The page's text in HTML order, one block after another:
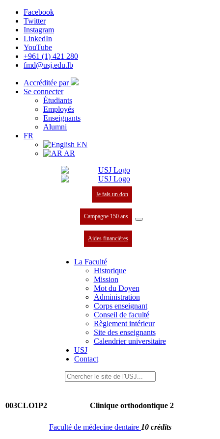
Facebook
Twitter
Instagram
LinkedIn
YouTube
+961 (1) 421 280
fmd@usj.edu.lb
Accréditée par
Se connecter
Étudiants
Employés
Enseignants
Alumni
FR
EN
AR
Je fais un don
Campagne 150 ans
Aides financières
La Faculté
Historique
Mission
Mot du Doyen
Administration
Corps enseignant
Conseil de faculté
Règlement intérieur
Site des enseignants
Calendrier universitaire
USJ
Contact
003CLO1P2 Clinique orthodontique 2
Faculté de médecine dentaire 10 crédits